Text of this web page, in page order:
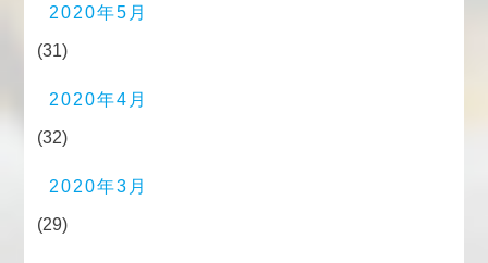
2020年5月
(31)
2020年4月
(32)
2020年3月
(29)